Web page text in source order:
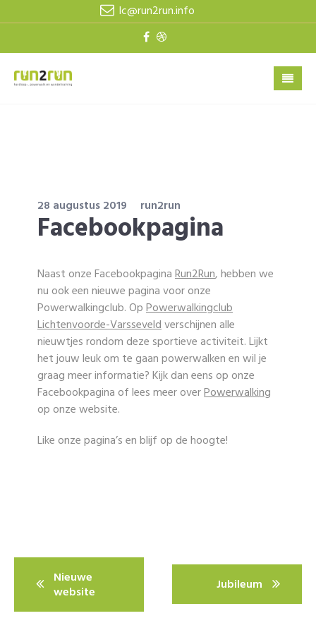
lc@run2run.info
28 augustus 2019 run2run
Facebookpagina
Naast onze FacebookpaginaRun2Run, hebben we
nu ook een nieuwe pagina voor onze
Powerwalkingclub. OpPowerwalkingclub
Lichtenvoorde-Varsseveldverschijnen alle
nieuwtjes rondom deze sportieve activiteit. Lijkt
het jouw leuk om te gaan powerwalken en wil je
graag meer informatie? Kijk dan eens op onze
Facebookpagina of lees meer overPowerwalking
op onze website.
Like onze pagina’s en blijf op de hoogte!
Bericht
navigatie
Nieuwe
website
Jubileum